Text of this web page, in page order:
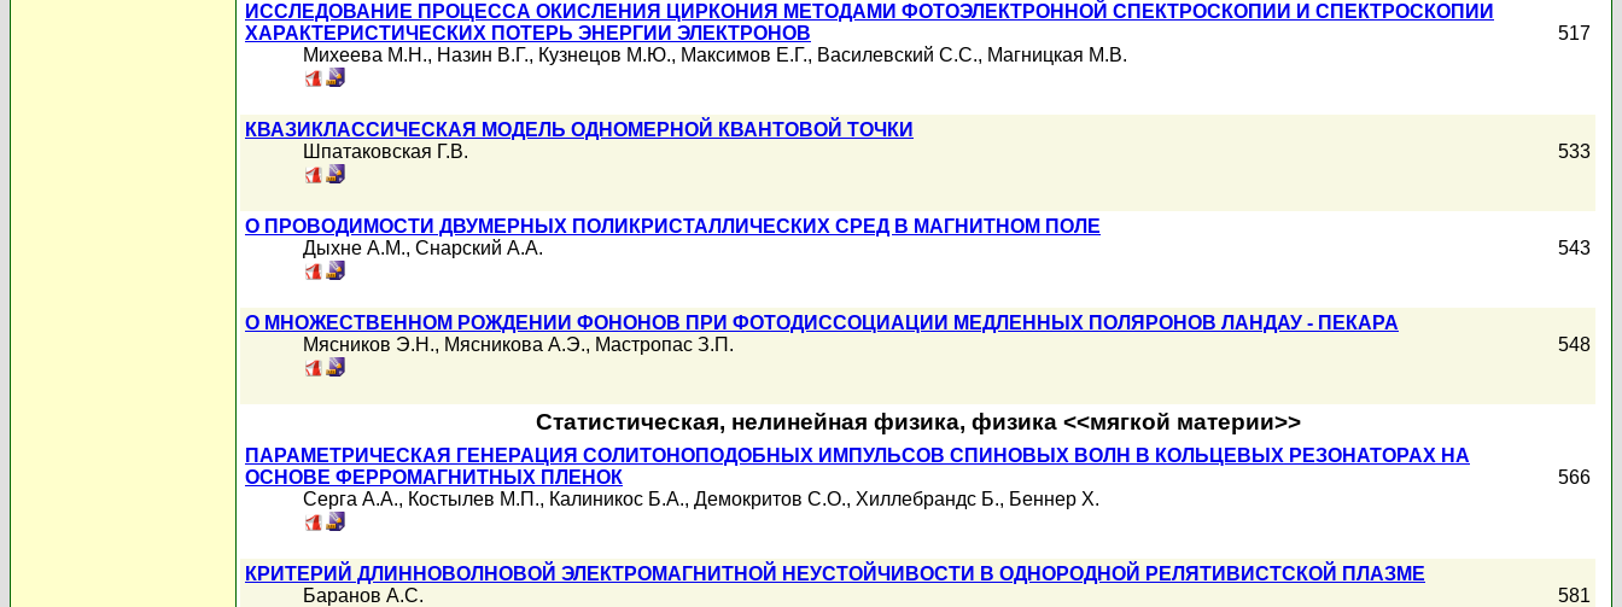
ИССЛЕДОВАНИЕ ПРОЦЕССА ОКИСЛЕНИЯ ЦИРКОНИЯ МЕТОДАМИ ФОТОЭЛЕКТРОННОЙ СПЕКТРОСКОПИИ И СПЕКТРОСКОПИИ
ХАРАКТЕРИСТИЧЕСКИХ ПОТЕРЬ ЭНЕРГИИ ЭЛЕКТРОНОВ
Михеева М.Н., Назин В.Г., Кузнецов М.Ю., Максимов Е.Г., Василевский С.С., Магницкая М.В.
517
КВАЗИКЛАССИЧЕСКАЯ МОДЕЛЬ ОДНОМЕРНОЙ КВАНТОВОЙ ТОЧКИ
Шпатаковская Г.В.
533
О ПРОВОДИМОСТИ ДВУМЕРНЫХ ПОЛИКРИСТАЛЛИЧЕСКИХ СРЕД В МАГНИТНОМ ПОЛЕ
Дыхне А.М., Снарский А.А. 543
О МНОЖЕСТВЕННОМ РОЖДЕНИИ ФОНОНОВ ПРИ ФОТОДИССОЦИАЦИИ МЕДЛЕННЫХ ПОЛЯРОНОВ ЛАНДАУ - ПЕКАРА
Мясников Э.Н., Мясникова А.Э., Мастропас З.П. 548
Статистическая, нелинейная физика, физика <<мягкой материи>>
ПАРАМЕТРИЧЕСКАЯ ГЕНЕРАЦИЯ СОЛИТОНОПОДОБНЫХ ИМПУЛЬСОВ СПИНОВЫХ ВОЛН В КОЛЬЦЕВЫХ РЕЗОНАТОРАХ НА
ОСНОВЕ ФЕРРОМАГНИТНЫХ ПЛЕНОК
Серга А.А., Костылев М.П., Калиникос Б.А., Демокритов С.О., Хиллебрандс Б., Беннер Х.
566
КРИТЕРИЙ ДЛИННОВОЛНОВОЙ ЭЛЕКТРОМАГНИТНОЙ НЕУСТОЙЧИВОСТИ В ОДНОРОДНОЙ РЕЛЯТИВИСТСКОЙ ПЛАЗМЕ
Баранов А.С.
581